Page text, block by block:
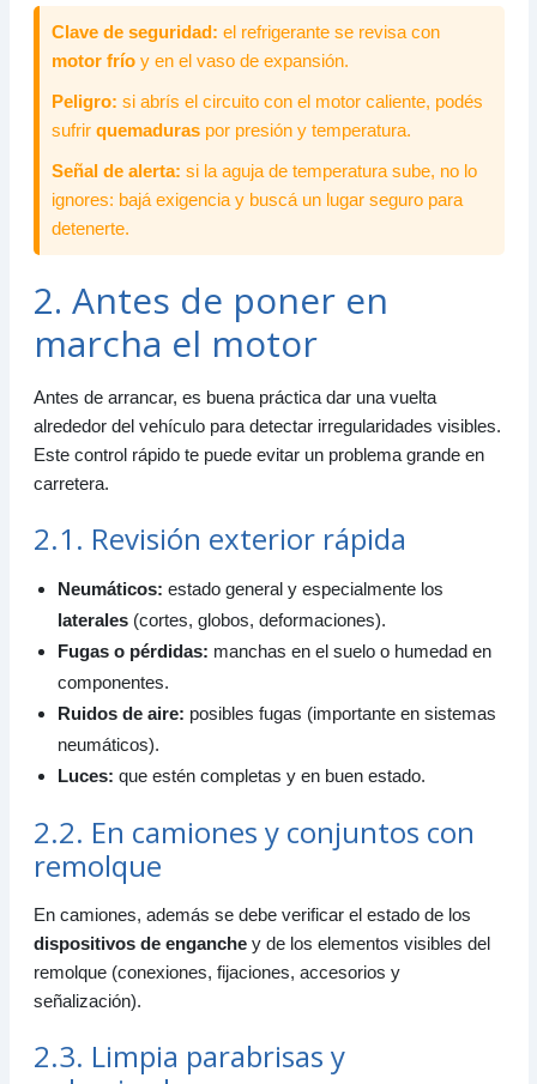
Clave de seguridad: el refrigerante se revisa con
motor fríoy en el vaso de expansión.
Peligro: si abrís el circuito con el motor caliente, podés
sufrir quemaduraspor presión y temperatura.
Señal de alerta: si la aguja de temperatura sube, no lo
ignores: bajá exigencia y buscá un lugar seguro para
detenerte.
2. Antes de poner en
marcha el motor
Antes de arrancar, es buena práctica dar una vuelta
alrededor del vehículo para detectar irregularidades visibles.
Este control rápido te puede evitar un problema grande en
carretera.
2.1. Revisión exterior rápida
Neumáticos: estado general y especialmente los
laterales(cortes, globos, deformaciones).
Fugas o pérdidas: manchas en el suelo o humedad en
componentes.
Ruidos de aire: posibles fugas (importante en sistemas
neumáticos).
Luces: que estén completas y en buen estado.
2.2. En camiones y conjuntos con
remolque
En camiones, además se debe verificar el estado de los
dispositivos de enganchey de los elementos visibles del
remolque (conexiones, fijaciones, accesorios y
señalización).
2.3. Limpia parabrisas y